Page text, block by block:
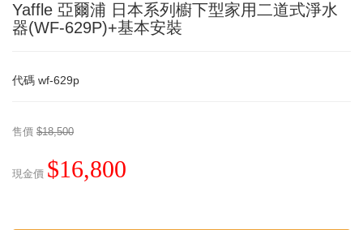
Yaffle 亞爾浦 日本系列櫥下型家用二道式淨水
器(WF-629P)+基本安裝
代碼 wf-629p
售價 $18,500
現金價 $16,800